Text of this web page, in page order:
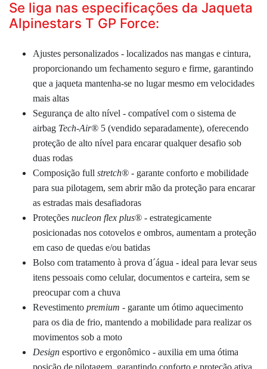
Se liga nas especificações da Jaqueta
Alpinestars T GP Force:
Ajustes personalizados - localizados nas mangas e cintura,
proporcionando um fechamento seguro e firme, garantindo
que a jaqueta mantenha-se no lugar mesmo em velocidades
mais altas
Segurança de alto nível - compatível com o sistema de
airbag Tech-Air® 5 (vendido separadamente), oferecendo
proteção de alto nível para encarar qualquer desafio sob
duas rodas
Composição full stretch® - garante conforto e mobilidade
para sua pilotagem, sem abrir mão da proteção para encarar
as estradas mais desafiadoras
Proteções nucleon flex plus® - estrategicamente
posicionadas nos cotovelos e ombros, aumentam a proteção
em caso de quedas e/ou batidas
Bolso com tratamento à prova d´água - ideal para levar seus
itens pessoais como celular, documentos e carteira, sem se
preocupar com a chuva
Revestimento premium - garante um ótimo aquecimento
para os dia de frio, mantendo a mobilidade para realizar os
movimentos sob a moto
Design esportivo e ergonômico - auxilia em uma ótima
posição de pilotagem, garantindo conforto e proteção ativa